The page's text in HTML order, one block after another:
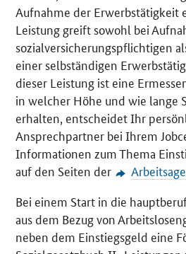
Aufnahme der Erwerbstätigkeit
Leistung greift sowohl bei
sozialversicherungspflichtigen
einer selbständigen
dieser Leistung ist eine
in welcher Höhe und wie lange
erhalten, entscheidet Ihr
Ansprechpartner bei Ihrem
Informationen zum Thema
auf den Seiten der
Bei einem Start in die
aus dem Bezug von
neben dem Einstiegsgeld eine